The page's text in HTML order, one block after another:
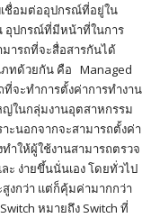
ชื่อมต่ออุปกรณ์ที่อยู่ใน
อุปกรณ์ที่มีหน้าที่ในการ
ารถที่จะสื่อสารกันได้
ภทด้วยกัน คือ Managed
จะทำการตั้งค่าการทำงาน
ญ่ในกลุ่มงานอุตสาหกรรม
ะนอกจากจะสามารถตั้งค่า
ำให้ผู้ใช้งานสามารถตรวจ
ง่ายขึ้นนั่นเอง โดยทั่วไป
งกว่า แต่ก็คุ้มค่ามากกว่า
หมายถึง Switch ที่